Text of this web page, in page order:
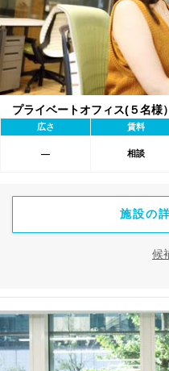
プライベートオフィス(５名様）
広さ 賃料
― 相談
施設の
候